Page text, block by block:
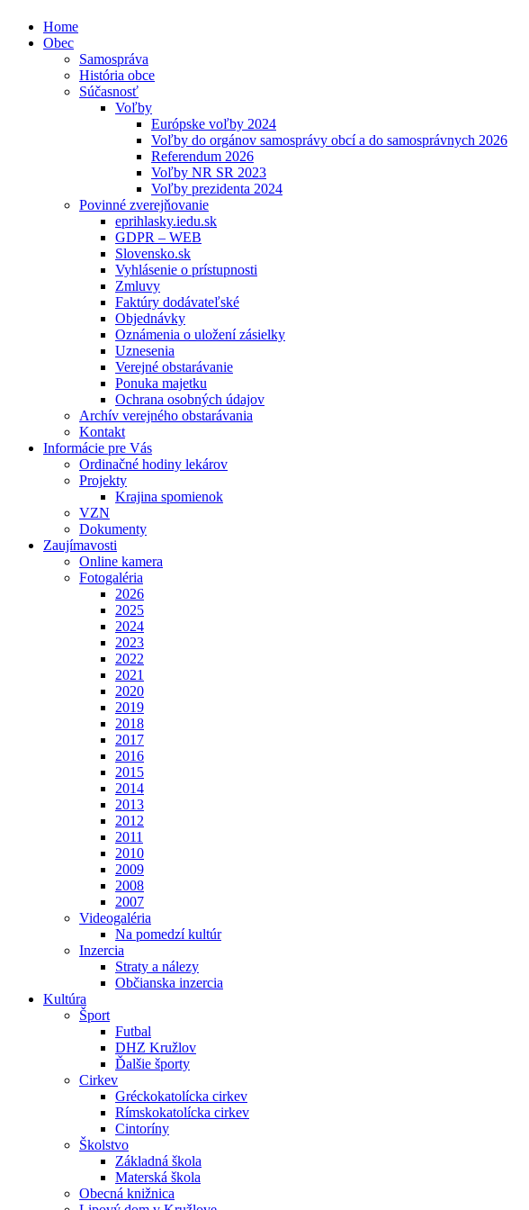
Home
Obec
Samospráva
História obce
Súčasnosť
Voľby
Európske voľby 2024
Voľby do orgánov samosprávy obcí a do samosprávnych 2026
Referendum 2026
Voľby NR SR 2023
Voľby prezidenta 2024
Povinné zverejňovanie
eprihlasky.iedu.sk
GDPR – WEB
Slovensko.sk
Vyhlásenie o prístupnosti
Zmluvy
Faktúry dodávateľské
Objednávky
Oznámenia o uložení zásielky
Uznesenia
Verejné obstarávanie
Ponuka majetku
Ochrana osobných údajov
Archív verejného obstarávania
Kontakt
Informácie pre Vás
Ordinačné hodiny lekárov
Projekty
Krajina spomienok
VZN
Dokumenty
Zaujímavosti
Online kamera
Fotogaléria
2026
2025
2024
2023
2022
2021
2020
2019
2018
2017
2016
2015
2014
2013
2012
2011
2010
2009
2008
2007
Videogaléria
Na pomedzí kultúr
Inzercia
Straty a nálezy
Občianska inzercia
Kultúra
Šport
Futbal
DHZ Kružlov
Ďalšie športy
Cirkev
Gréckokatolícka cirkev
Rímskokatolícka cirkev
Cintoríny
Školstvo
Základná škola
Materská škola
Obecná knižnica